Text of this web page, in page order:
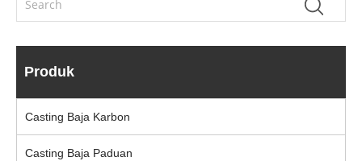
Produk
Casting Baja Karbon
Casting Baja Paduan